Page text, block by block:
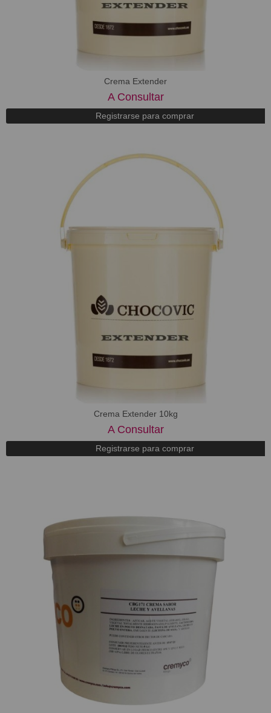
Crema Extender
A Consultar
Registrarse para comprar
Crema Extender 10kg
A Consultar
Registrarse para comprar